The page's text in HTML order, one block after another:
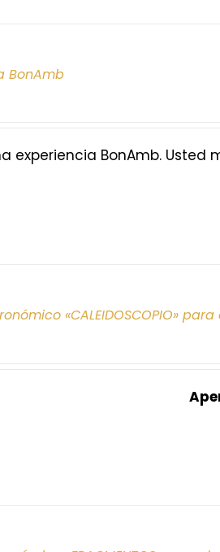
BonAmb
experiencia BonAmb.
«CALEIDOSCOPIO»